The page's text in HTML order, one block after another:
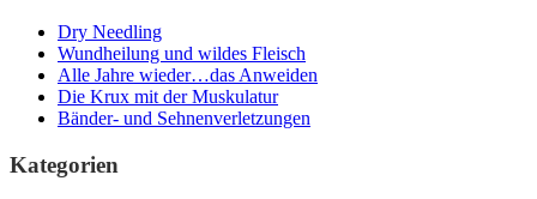
Dry Needling
Wundheilung und wildes Fleisch
Alle Jahre wieder…das Anweiden
Die Krux mit der Muskulatur
Bänder- und Sehnenverletzungen
Kategorien